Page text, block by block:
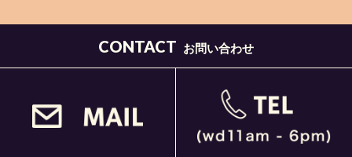
CONTACT お問い合わせ